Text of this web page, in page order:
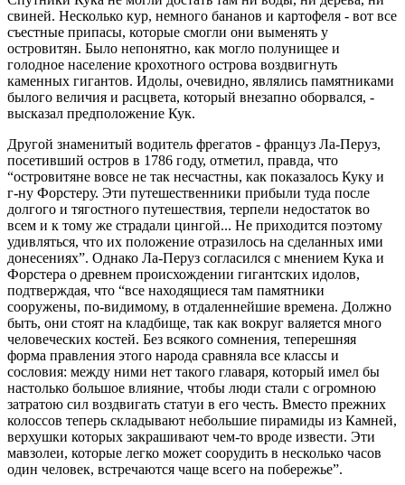
свиней. Несколько кур, немного бананов и картофеля - вот все
съестные припасы, которые смогли они выменять у
островитян. Было непонятно, как могло полунищее и
голодное население крохотного острова воздвигнуть
каменных гигантов. Идолы, очевидно, являлись памятниками
былого величия и расцвета, который внезапно оборвался, -
высказал предположение Кук.
Другой знаменитый водитель фрегатов - француз Ла-Перуз,
посетивший остров в 1786 году, отметил, правда, что
“островитяне вовсе не так несчастны, как показалось Куку и
г-ну Форстеру. Эти путешественники прибыли туда после
долгого и тягостного путешествия, терпели недостаток во
всем и к тому же страдали цингой... Не приходится поэтому
удивляться, что их положение отразилось на сделанных ими
донесениях”. Однако Ла-Перуз согласился с мнением Кука и
Форстера о древнем происхождении гигантских идолов,
подтверждая, что “все находящиеся там памятники
сооружены, по-видимому, в отдаленнейшие времена. Должно
быть, они стоят на кладбище, так как вокруг валяется много
человеческих костей. Без всякого сомнения, теперешняя
форма правления этого народа сравняла все классы и
сословия: между ними нет такого главаря, который имел бы
настолько большое влияние, чтобы люди стали с огромною
затратою сил воздвигать статуи в его честь. Вместо прежних
колоссов теперь складывают небольшие пирамиды из Камней,
верхушки которых закрашивают чем-то вроде извести. Эти
мавзолеи, которые легко может соорудить в несколько часов
один человек, встречаются чаще всего на побережье”.